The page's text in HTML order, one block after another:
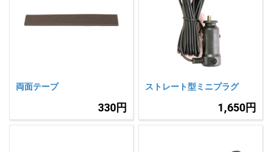
両面テープ
330円
ストレート型ミニプラグ
1,650円